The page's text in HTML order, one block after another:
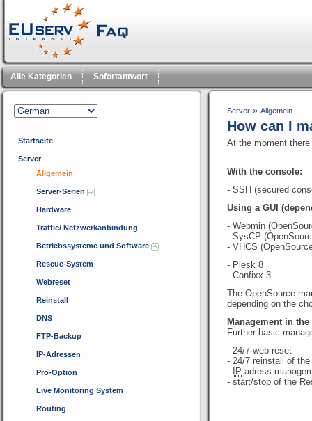
Alle Kategorien Sofortantwort
Startseite
Server
Allgemein
Server-Serien
Hardware
Traffic/ Netzwerkanbindung
Betriebssysteme und Software
Rescue-System
Webreset
Reinstall
DNS
FTP-Backup
IP-Adressen
Pro-Option
Live Monitoring System
Routing
Server » Allgemein
How can I
At the moment
With the console:
- SSH (secured
Using a GUI
- Webmin
- SysCP
- VHCS
- Plesk 8
- Confixx 3
The OpenSource
depending on the
Management in
Further basic
- 24/7 web reset
- 24/7 reinstall of the
-
IP adress
- start/stop of the